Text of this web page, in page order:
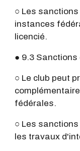
○ Les
instances
licencié.
● 9.3 Sanctions
○ Le club peut
fédérales.
○ Les
les travaux